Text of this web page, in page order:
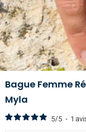
Bague Femme
Myla
5/5 - 1